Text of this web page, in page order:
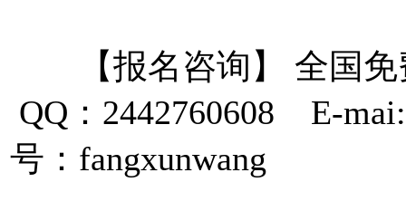
【报名咨询】 全国免
QQ：2442760608 E-
号：fangxunwang